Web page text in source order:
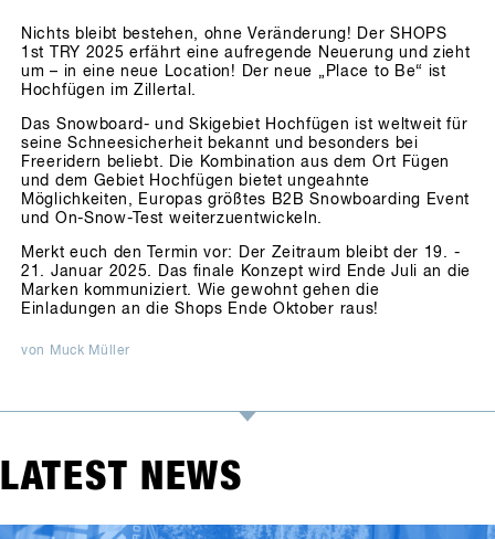
Nichts bleibt bestehen, ohne Veränderung! Der SHOPS
1st TRY 2025 erfährt eine aufregende Neuerung und zieht
um – in eine neue Location! Der neue „Place to Be“ ist
Hochfügen im Zillertal.
Das Snowboard- und Skigebiet Hochfügen ist weltweit für
seine Schneesicherheit bekannt und besonders bei
Freeridern beliebt. Die Kombination aus dem Ort Fügen
und dem Gebiet Hochfügen bietet ungeahnte
Möglichkeiten, Europas größtes B2B Snowboarding Event
und On-Snow-Test weiterzuentwickeln.
Merkt euch den Termin vor: Der Zeitraum bleibt der 19. -
21. Januar 2025. Das finale Konzept wird Ende Juli an die
Marken kommuniziert. Wie gewohnt gehen die
Einladungen an die Shops Ende Oktober raus!
von Muck Müller
LATEST NEWS